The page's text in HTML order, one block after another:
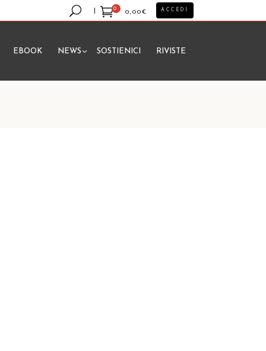
0
0,00€
prodotto nel carrello.
ACCEDI
EBOOK NEWS SOSTIENICI RIVISTE